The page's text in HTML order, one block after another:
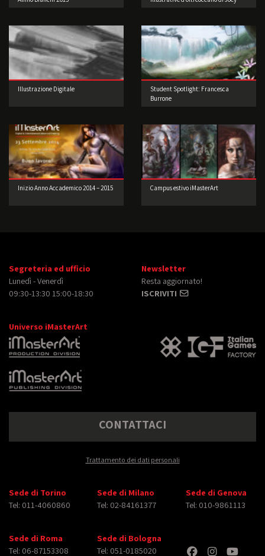
Illustrazione Digitale
Student Spotlight: Francesca
Burrone
Inizio Anno Accademico 2014 – 2015 Campus estivo iMasterArt
Segreteria ed ufficio
Lunedì - Venerdì
09:30-13:30 15:00-18:30
Newsletter
Resta aggiornato!
ISCRIVITI
Universo iMasterArt
CONTATTACI
Trattamento dei dati personali
Sede di Torino
Tel: 011-4060860
Sede di Milano
Tel: 02-84161377
Sede di Genova
Tel: 010-9861113
Sede di Roma
Tel: 06-87153308
Sede di Bologna
Tel: 051-0185020